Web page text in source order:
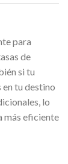
para
de
si tu
tu destino
lo
más eficiente